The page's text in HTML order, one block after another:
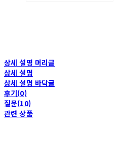
상세 설명 머리글
상세 설명
상세 설명 바닥글
후기(0)
질문(10)
관련 상품